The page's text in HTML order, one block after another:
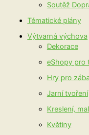
Soutěž
Tématické plány
Výtvarná výchova
Dekorace
eShopy pro
Hry pro
Jarní tvoření
Kreslení,
Květiny